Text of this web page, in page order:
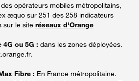
opérateurs mobiles métropolitains,
æquo sur 251 des 258 indicateurs
sur le site réseaux d'Orange
ou 5G : dans les zones déployées.
Fibre : En France métropolitaine.